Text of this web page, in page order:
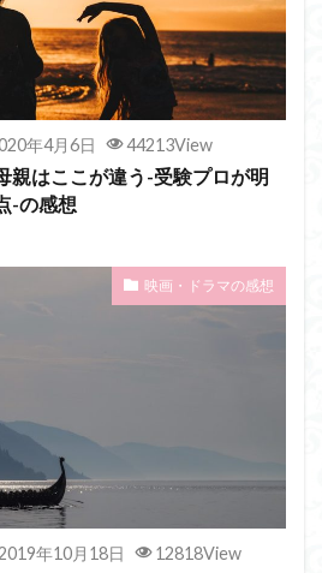
年4月6日 44213View
親はここが違う-受験プロが明
-の感想
映画・ドラマの感想
年10月18日 12818View